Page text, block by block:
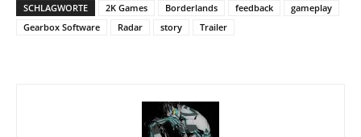
SCHLAGWORTE 2K Games Borderlands feedback
gameplay
Gearbox Software
Radar story Trailer